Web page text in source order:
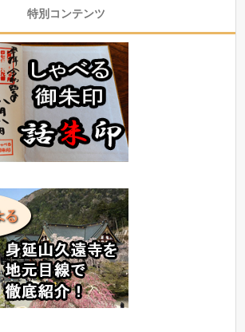
特別コンテンツ